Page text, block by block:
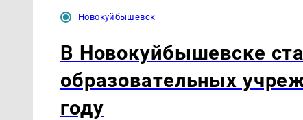
Новокуйбышевск
В Новокуйбышевске
образовательных
году